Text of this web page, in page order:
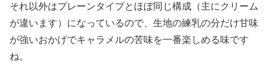
それ以外はプレーンタイプとほぼ同じ構成（主にクリーム
が違います）になっているので、生地の練乳の分だけ甘味
が強いおかげでキャラメルの苦味を一番楽しめる味です
ね。